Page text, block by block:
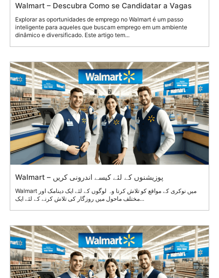
Walmart – Descubra Como se Candidatar a Vagas
Explorar as oportunidades de emprego no Walmart é um passo
inteligente para aqueles que buscam emprego em um ambiente
dinâmico e diversificado. Este artigo tem...
Walmart – پوزیشنوں کے لئے کیسے اندرونی کریں
Walmart میں نوکری کے مواقع کو تلاش کرنا وہ لوگوں کے لئے ایک دینامک اور
مختلف ماحول میں روزگار کی تلاش کرنے کے لئے ایک...